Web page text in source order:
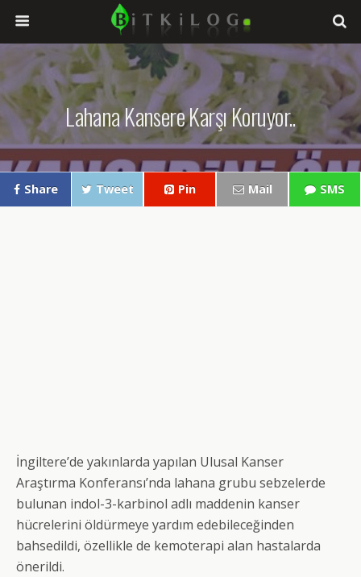
Lahana Kansere Karşı Koruyor..
Share Tweet Pin Mail SMS
İngiltere’de yakınlarda yapılan Ulusal Kanser
Araştırma Konferansı’nda lahana grubu sebzelerde
bulunan indol-3-karbinol adlı maddenin kanser
hücrelerini öldürmeye yardım edebileceğinden
bahsedildi, özellikle de kemoterapi alan hastalarda
önerildi.